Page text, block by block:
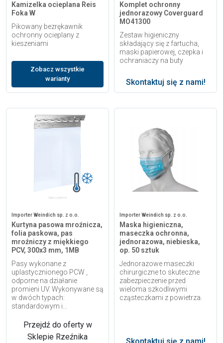
Kamizelka ocieplana Reis
Foka W
Pikowany bezrękawnik
ochronny ocieplany z
kieszeniami
Zobacz wszystkie
warianty
Komplet ochronny
jednorazowy Coverguard
MO41300
Zestaw higieniczny
składający się z fartucha,
maski papierowej, czepka i
ochraniaczy na buty
Skontaktuj się z nami!
Importer Weindich sp. z o.o.
Kurtyna pasowa mroźnicza,
folia paskowa, pas
mroźniczy z miękkiego
PCV, 300x3 mm, 1MB
Pasy wykonane z
uplastycznionego PCW ,
odporne na działanie
promieni UV. Wykonywane są
w dwóch typach:
standardowym i...
Przejdź do oferty w
Sklepie Rzeźnika
Importer Weindich sp. z o.o.
Maska higieniczna,
maseczka ochronna,
jednorazowa, niebieska,
op. 50 sztuk
Jednorazowe maseczki
chirurgiczne to skuteczne
zabezpieczenie przed
wieloma szkodliwymi
cząsteczkami z powietrza.